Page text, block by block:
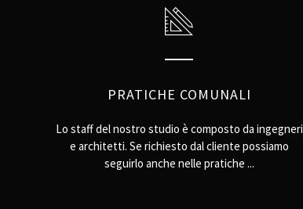
PRATICHE COMUNALI
Lo staff del nostro studio è composto da ingegneri
e architetti. Se richiesto dal cliente possiamo
seguirlo anche nelle pratiche ...